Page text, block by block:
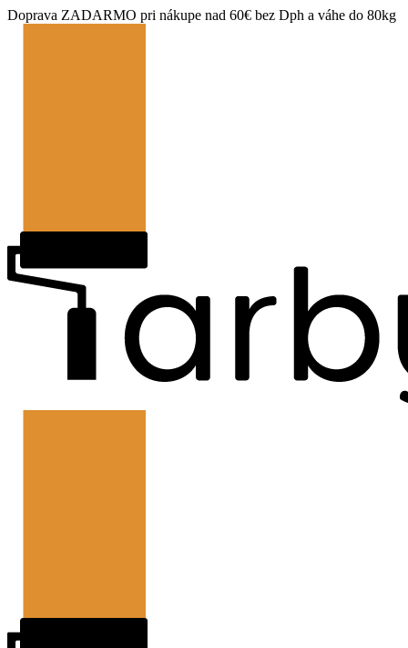
Doprava ZADARMO pri nákupe nad 60€ bez Dph a váhe do 80kg